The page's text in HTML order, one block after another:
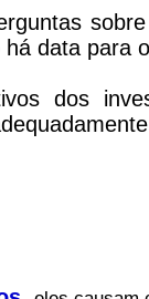
data para
dos